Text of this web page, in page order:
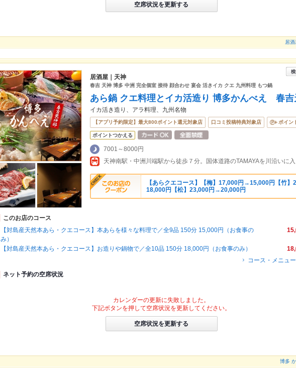
空席状況を更新する
居
居酒屋｜天神
春吉 天神 博多 中洲 完全個室 接待 顔合わせ 宴会 活きイカ クエ 九州料理 もつ鍋
あら鍋 クエ料理とイカ活造り 博多かんべえ 春吉
イカ活き造り、アラ料理、九州名物
【アプリ予約限定】最大800ポイント還元対象店 口コミ投稿特典対象店 ポイン
ポイントつかえる
7001～8000円
【あらクエコース】【梅】17,000円→15,000円【竹
18,000円【松】23,000円→20,000円
このお店のコース
【対島産天然本あら・クエコース】本あらを様々な料理で／全9品 150分 15,000円（お食事の
み）
【対島産天然本あら・クエコース】お造りや鍋物で／全10品 150分 18,000円（お食事のみ）
コース・メニュ
ネット予約の空席状況
カレンダーの更新に失敗しました。
下記ボタンを押して空席状況を更新してください。
空席状況を更新する
博多